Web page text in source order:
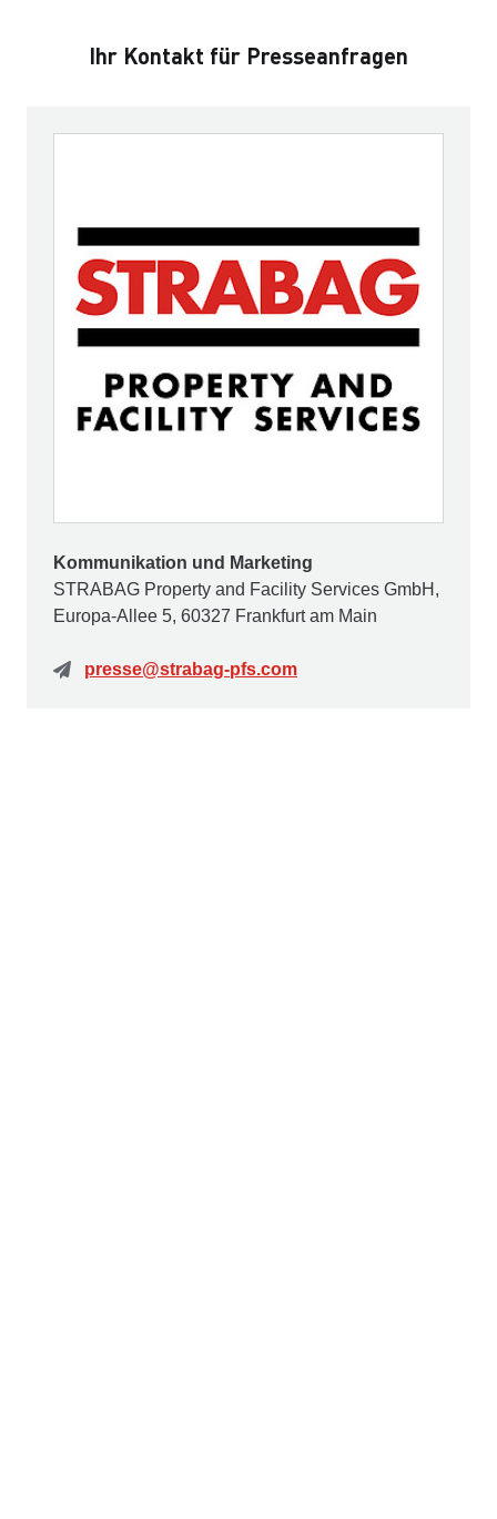
Ihr Kontakt für Presseanfragen
Kommunikation und Marketing
STRABAG Property and Facility Services GmbH,
Europa-Allee 5, 60327 Frankfurt am Main
presse@strabag-pfs.com